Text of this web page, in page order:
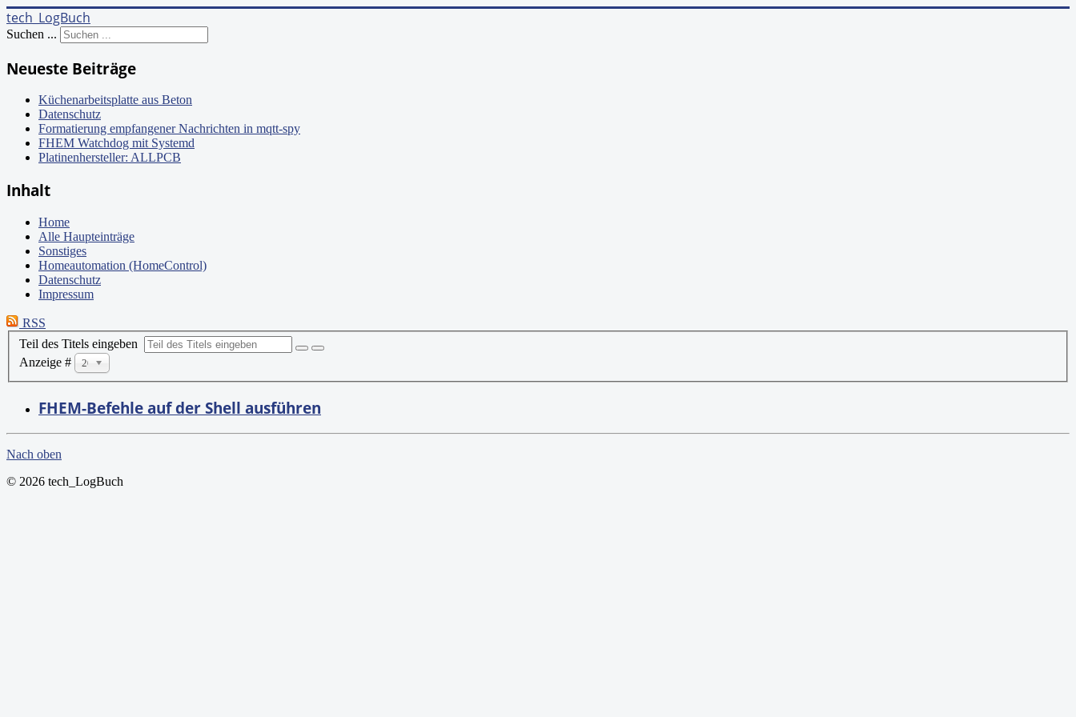
tech_LogBuch
Suchen ...
Neueste Beiträge
Küchenarbeitsplatte aus Beton
Datenschutz
Formatierung empfangener Nachrichten in mqtt-spy
FHEM Watchdog mit Systemd
Platinenhersteller: ALLPCB
Inhalt
Home
Alle Haupteinträge
Sonstiges
Homeautomation (HomeControl)
Datenschutz
Impressum
RSS
Teil des Titels eingeben
Anzeige #
20
FHEM-Befehle auf der Shell ausführen
Nach oben
© 2026 tech_LogBuch